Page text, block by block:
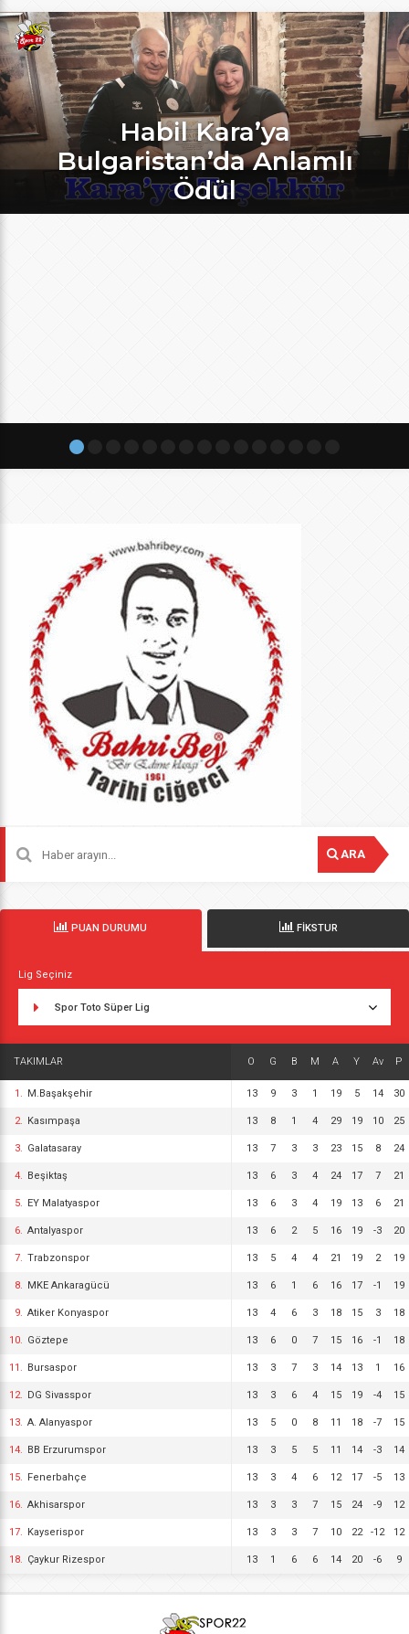
Habil Kara’ya
Bulgaristan’da Anlamlı
Ödül
ARA
PUAN DURUMU FİKSTUR
Lig Seçiniz
Spor Toto Süper Lig
TAKIMLAR O G B M A Y Av P
1. M.Başakşehir 13 9 3 1 19 5 14 30
2. Kasımpaşa 13 8 1 4 29 19 10 25
3. Galatasaray 13 7 3 3 23 15 8 24
4. Beşiktaş 13 6 3 4 24 17 7 21
5. EY Malatyaspor 13 6 3 4 19 13 6 21
6. Antalyaspor 13 6 2 5 16 19 -3 20
7. Trabzonspor 13 5 4 4 21 19 2 19
8. MKE Ankaragücü 13 6 1 6 16 17 -1 19
9. Atiker Konyaspor 13 4 6 3 18 15 3 18
10. Göztepe 13 6 0 7 15 16 -1 18
11. Bursaspor 13 3 7 3 14 13 1 16
12. DG Sivasspor 13 3 6 4 15 19 -4 15
13. A. Alanyaspor 13 5 0 8 11 18 -7 15
14. BB Erzurumspor 13 3 5 5 11 14 -3 14
15. Fenerbahçe 13 3 4 6 12 17 -5 13
16. Akhisarspor 13 3 3 7 15 24 -9 12
17. Kayserispor 13 3 3 7 10 22 -12 12
18. Çaykur Rizespor 13 1 6 6 14 20 -6 9